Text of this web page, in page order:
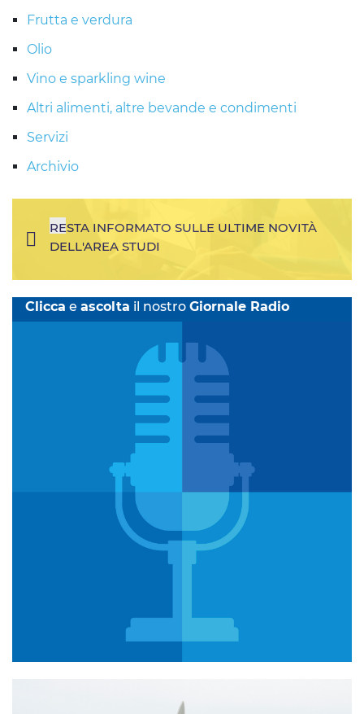
Frutta e verdura
Olio
Vino e sparkling wine
Altri alimenti, altre bevande e condimenti
Servizi
Archivio
RESTA INFORMATO SULLE ULTIME NOVITÀ
DELL'AREA STUDI
Clicca e ascolta il nostro Giornale Radio